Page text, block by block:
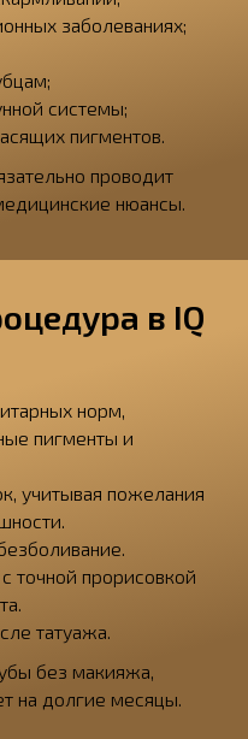
заболеваниях;
системы;
пигментов.
проводит
нюансы.
в IQ
норм,
пигменты и
учитывая пожелания
точной прорисовкой
татуажа.
без макияжа,
на долгие месяцы.